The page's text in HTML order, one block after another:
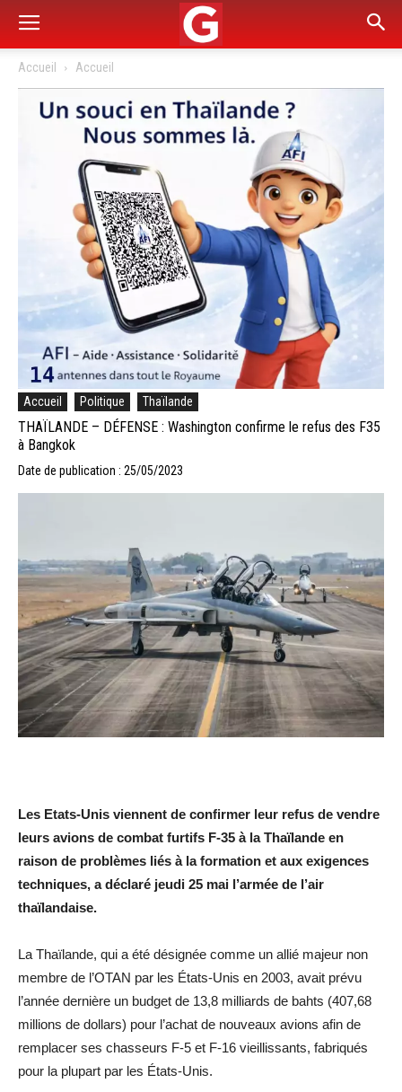
Accueil Accueil
Accueil Politique Thaïlande
THAÏLANDE – DÉFENSE : Washington confirme le refus des F35
à Bangkok
Date de publication : 25/05/2023
Les Etats-Unis viennent de confirmer leur refus de vendre
leurs avions de combat furtifs F-35 à la Thaïlande en
raison de problèmes liés à la formation et aux exigences
techniques, a déclaré jeudi 25 mai l’armée de l’air
thaïlandaise.
La Thaïlande, qui a été désignée comme un allié majeur non
membre de l’OTAN par les États-Unis en 2003, avait prévu
l’année dernière un budget de 13,8 milliards de bahts (407,68
millions de dollars) pour l’achat de nouveaux avions afin de
remplacer ses chasseurs F-5 et F-16 vieillissants, fabriqués
pour la plupart par les États-Unis.